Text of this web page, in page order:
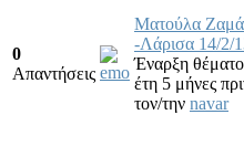
0
Απαντήσεις
Ματούλα
-Λάρισα 14/2/
Έναρξη
έτη 5 μήνες
τον/την navar